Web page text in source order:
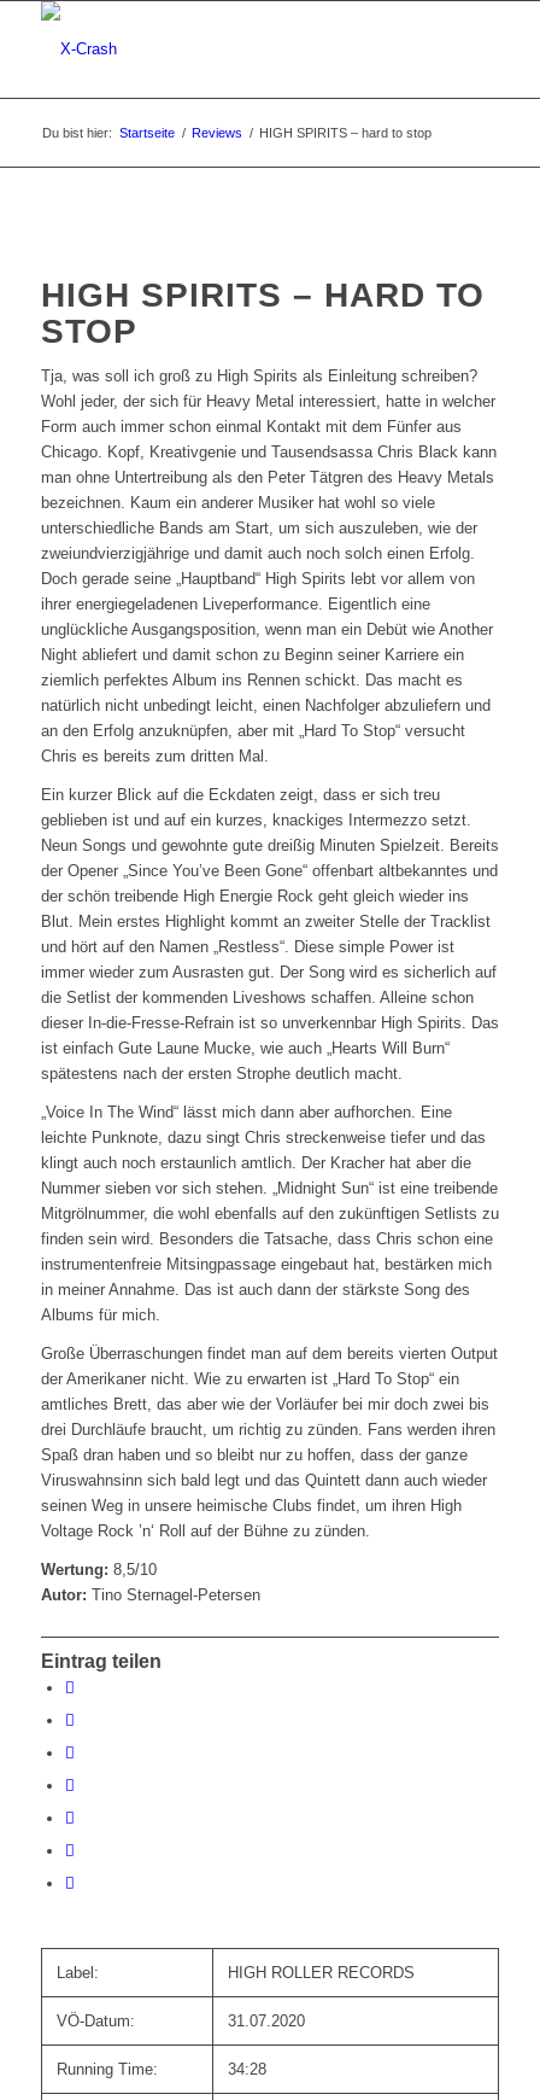
Du bist hier: Startseite / Reviews / HIGH SPIRITS – hard to stop
HIGH SPIRITS – HARD TO
STOP
Tja, was soll ich groß zu High Spirits als Einleitung schreiben?
Wohl jeder, der sich für Heavy Metal interessiert, hatte in welcher
Form auch immer schon einmal Kontakt mit dem Fünfer aus
Chicago. Kopf, Kreativgenie und Tausendsassa Chris Black kann
man ohne Untertreibung als den Peter Tätgren des Heavy Metals
bezeichnen. Kaum ein anderer Musiker hat wohl so viele
unterschiedliche Bands am Start, um sich auszuleben, wie der
zweiundvierzigjährige und damit auch noch solch einen Erfolg.
Doch gerade seine „Hauptband“ High Spirits lebt vor allem von
ihrer energiegeladenen Liveperformance. Eigentlich eine
unglückliche Ausgangsposition, wenn man ein Debüt wie Another
Night abliefert und damit schon zu Beginn seiner Karriere ein
ziemlich perfektes Album ins Rennen schickt. Das macht es
natürlich nicht unbedingt leicht, einen Nachfolger abzuliefern und
an den Erfolg anzuknüpfen, aber mit „Hard To Stop“ versucht
Chris es bereits zum dritten Mal.
Ein kurzer Blick auf die Eckdaten zeigt, dass er sich treu
geblieben ist und auf ein kurzes, knackiges Intermezzo setzt.
Neun Songs und gewohnte gute dreißig Minuten Spielzeit. Bereits
der Opener „Since You’ve Been Gone“ offenbart altbekanntes und
der schön treibende High Energie Rock geht gleich wieder ins
Blut. Mein erstes Highlight kommt an zweiter Stelle der Tracklist
und hört auf den Namen „Restless“. Diese simple Power ist
immer wieder zum Ausrasten gut. Der Song wird es sicherlich auf
die Setlist der kommenden Liveshows schaffen. Alleine schon
dieser In-die-Fresse-Refrain ist so unverkennbar High Spirits. Das
ist einfach Gute Laune Mucke, wie auch „Hearts Will Burn“
spätestens nach der ersten Strophe deutlich macht.
„Voice In The Wind“ lässt mich dann aber aufhorchen. Eine
leichte Punknote, dazu singt Chris streckenweise tiefer und das
klingt auch noch erstaunlich amtlich. Der Kracher hat aber die
Nummer sieben vor sich stehen. „Midnight Sun“ ist eine treibende
Mitgrölnummer, die wohl ebenfalls auf den zukünftigen Setlists zu
finden sein wird. Besonders die Tatsache, dass Chris schon eine
instrumentenfreie Mitsingpassage eingebaut hat, bestärken mich
in meiner Annahme. Das ist auch dann der stärkste Song des
Albums für mich.
Große Überraschungen findet man auf dem bereits vierten Output
der Amerikaner nicht. Wie zu erwarten ist „Hard To Stop“ ein
amtliches Brett, das aber wie der Vorläufer bei mir doch zwei bis
drei Durchläufe braucht, um richtig zu zünden. Fans werden ihren
Spaß dran haben und so bleibt nur zu hoffen, dass der ganze
Viruswahnsinn sich bald legt und das Quintett dann auch wieder
seinen Weg in unsere heimische Clubs findet, um ihren High
Voltage Rock ’n‘ Roll auf der Bühne zu zünden.
Wertung: 8,5/10
Autor: Tino Sternagel-Petersen
Eintrag teilen
Label: HIGH ROLLER RECORDS
VÖ-Datum: 31.07.2020
Running Time: 34:28